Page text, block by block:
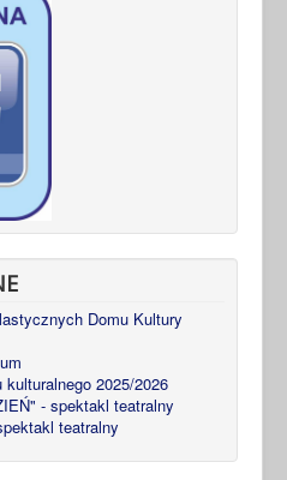
Domu Kultury
2025/2026
- spektakl teatralny
teatralny